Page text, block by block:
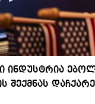
ინდუსტრია
შექმნას